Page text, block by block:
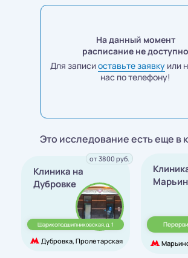
На данный момент
расписание не доступно
Для записиоставьте заявкуили
нас по телефону!
Это исследование есть еще в
Клиника на
Дубровке
Шарикоподшипниковская,д. 1
Дубровка, Пролетарская
от 3800 руб.